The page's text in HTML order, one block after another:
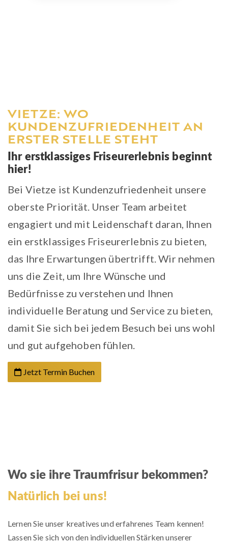
VIETZE: WO
KUNDENZUFRIEDENHEIT AN
ERSTER STELLE STEHT
Ihr erstklassiges Friseurerlebnis beginnt
hier!
Bei Vietze ist Kundenzufriedenheit unsere
oberste Priorität. Unser Team arbeitet
engagiert und mit Leidenschaft daran, Ihnen
ein erstklassiges Friseurerlebnis zu bieten,
das Ihre Erwartungen übertrifft. Wir nehmen
uns die Zeit, um Ihre Wünsche und
Bedürfnisse zu verstehen und Ihnen
individuelle Beratung und Service zu bieten,
damit Sie sich bei jedem Besuch bei uns wohl
und gut aufgehoben fühlen.
Jetzt Termin Buchen
Wo sie ihre Traumfrisur bekommen?
Natürlich bei uns!
Lernen Sie unser kreatives und erfahrenes Team kennen!
Lassen Sie sich von den individuellen Stärken unserer